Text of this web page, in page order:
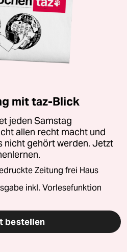
mit taz-Blick
jeden Samstag
allen recht macht und
nicht gehört werden. Jetzt
Zeitung frei Haus
inkl. Vorlesefunktion
bestellen